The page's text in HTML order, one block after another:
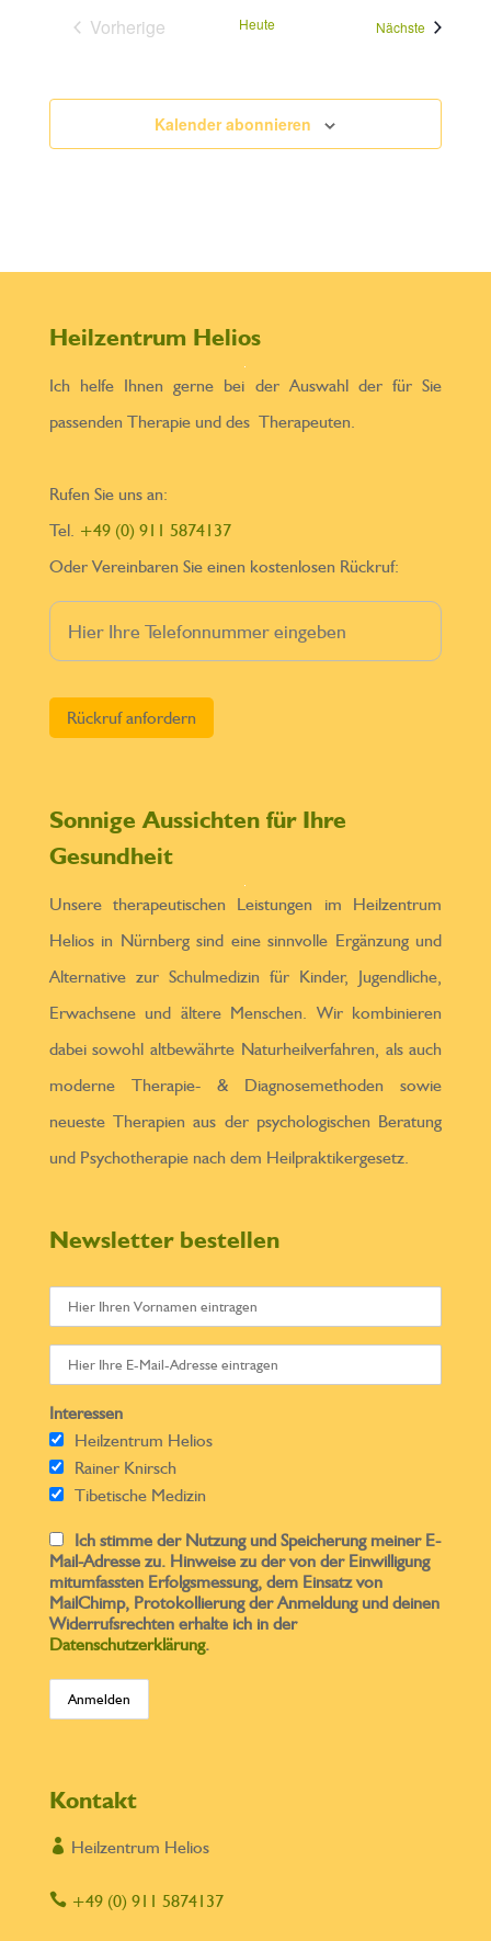
Vorherige
Heute Nächste
Kalender abonnieren
Heilzentrum Helios
Ich helfe Ihnen gerne bei der Auswahl der für Sie
passenden Therapie und des Therapeuten.
Rufen Sie uns an:
Tel. +49 (0) 911 5874137
Oder Vereinbaren Sie einen kostenlosen Rückruf:
Sonnige Aussichten für Ihre
Gesundheit
Unsere therapeutischen Leistungen im Heilzentrum
Helios in Nürnberg sind eine sinnvolle Ergänzung und
Alternative zur Schulmedizin für Kinder, Jugendliche,
Erwachsene und ältere Menschen. Wir kombinieren
dabei sowohl altbewährte Naturheilverfahren, als auch
moderne Therapie- & Diagnosemethoden sowie
neueste Therapien aus der psychologischen Beratung
und Psychotherapie nach dem Heilpraktikergesetz.
Newsletter bestellen
Interessen
Heilzentrum Helios
Rainer Knirsch
Tibetische Medizin
Ich stimme der Nutzung und Speicherung meiner E-
Mail-Adresse zu. Hinweise zu der von der Einwilligung
mitumfassten Erfolgsmessung, dem Einsatz von
MailChimp, Protokollierung der Anmeldung und deinen
Widerrufsrechten erhalte ich in der
Datenschutzerklärung.
Kontakt
 Heilzentrum Helios
+49 (0) 911 5874137